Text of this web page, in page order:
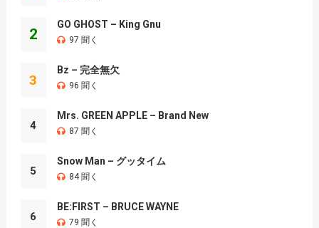
2
GO GHOST – King Gnu
97 聞く
3
Bz – 完全無欠
96 聞く
4
Mrs. GREEN APPLE – Brand New
87 聞く
5
Snow Man – グッタイム
84 聞く
6
BE:FIRST – BRUCE WAYNE
79 聞く